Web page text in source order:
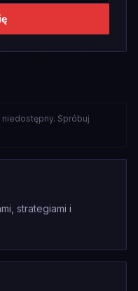
Spróbuj
strategiami i